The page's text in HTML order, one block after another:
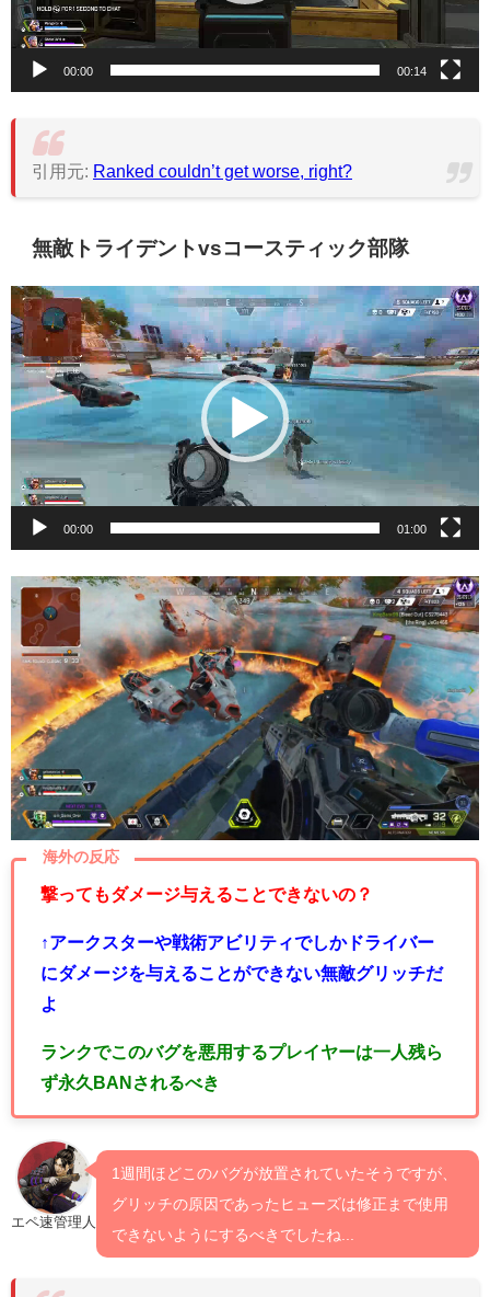
ー
00:00 00:14
引用元: Ranked couldn’t get worse, right?
無敵トライデントvsコースティック部隊
動
画
プ
レ
ヤ
ー
00:00 01:00
海外の反応
撃ってもダメージ与えることできないの？
↑アークスターや戦術アビリティでしかドライバー
にダメージを与えることができない無敵グリッチだ
よ
ランクでこのバグを悪用するプレイヤーは一人残ら
ず永久BANされるべき
エペ速管理人
1週間ほどこのバグが放置されていたそうですが、
グリッチの原因であったヒューズは修正まで使用
できないようにするべきでしたね...